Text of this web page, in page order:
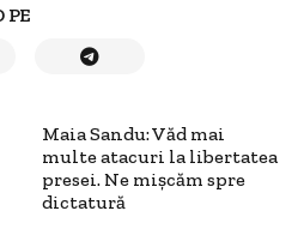
PE
Maia Sandu: Văd mai
multe atacuri la libertatea
presei. Ne mișcăm spre
dictatură